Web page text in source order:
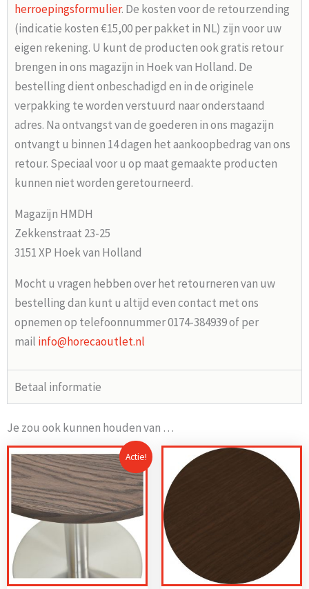
herroepingsformulier. De kosten voor de retourzending
(indicatie kosten €15,00 per pakket in NL) zijn voor uw
eigen rekening. U kunt de producten ook gratis retour
brengen in ons magazijn in Hoek van Holland. De
bestelling dient onbeschadigd en in de originele
verpakking te worden verstuurd naar onderstaand
adres. Na ontvangst van de goederen in ons magazijn
ontvangt u binnen 14 dagen het aankoopbedrag van ons
retour. Speciaal voor u op maat gemaakte producten
kunnen niet worden geretourneerd.
Magazijn HMDH
Zekkenstraat 23-25
3151 XP Hoek van Holland
Mocht u vragen hebben over het retourneren van uw
bestelling dan kunt u altijd even contact met ons
opnemen op telefoonnummer 0174-384939 of per
mail info@horecaoutlet.nl
Betaal informatie
Je zou ook kunnen houden van …
Actie!